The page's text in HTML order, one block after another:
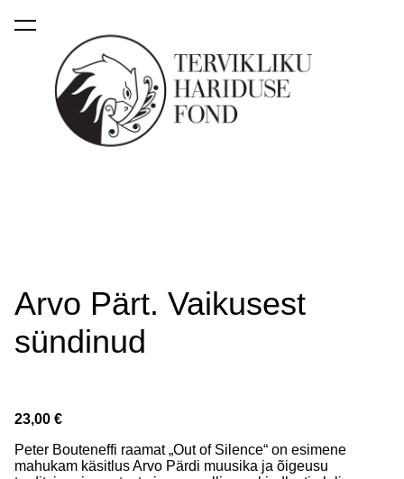
lisati ostukorvi.
Arvo Pärt. Vaikusest
sündinud
23,00 €
Peter Bouteneffi raamat „Out of Silence“ on esimene
mahukam käsitlus Arvo Pärdi muusika ja õigeusu